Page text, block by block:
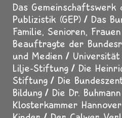
Das Gemeinschaftswerk
Publizistik (GEP)
Das
Familie, Senioren,
Beauftragte der
und Medien
Universität
Lilje-Stiftung
Die
Stiftung
Die
Bildung
Die Dr.
Klosterkammer Hannover